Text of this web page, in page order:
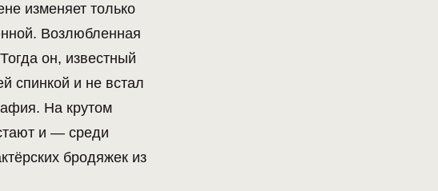
изменяет только
Возлюбленная
он, известный
спинкой и не встал
На крутом
и — среди
бродяжек из